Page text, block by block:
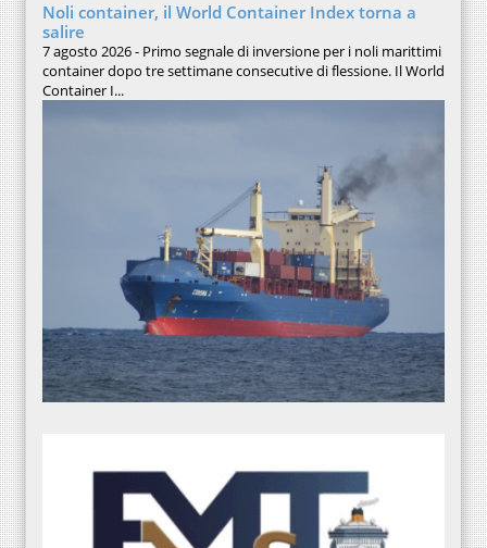
Noli container, il World Container Index torna a
salire
7 agosto 2026 - Primo segnale di inversione per i noli marittimi
container dopo tre settimane consecutive di flessione. Il World
Container I...